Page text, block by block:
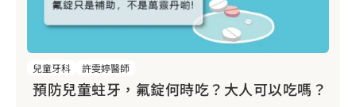
兒童牙科 許雯婷醫師
預防兒童蛀牙，氟錠何時吃？大人可以吃嗎？